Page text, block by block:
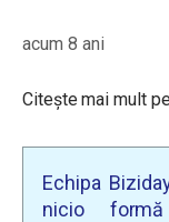
acum 8 ani
Citește mai mult
Echipa
nicio